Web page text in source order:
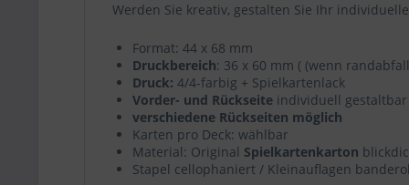
Werden Sie kreativ, gestalten Sie Ihr
Format: 44 x 68 mm
Druckbereich: 36 x 60 mm ( (wenn
Druck: 4/4-farbig + Spielkartenlack
Vorder- und Rückseite individuell gestaltbar
verschiedene Rückseiten möglich
Karten pro Deck: wählbar
Material: Original Spielkartenkarton
Stapel cellophaniert / Kleinauflagen